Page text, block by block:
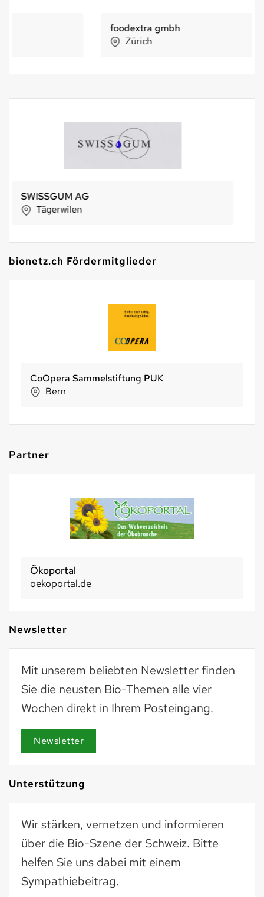
BachserMärt Plus Eglisau
Eglisau
bionetz.ch Fördermitglieder
Biofarm Genossenschaft
Huttwil
Partner
Ökoportal
oekoportal.de
Newsletter
Mit unserem beliebten Newsletter finden
Sie die neusten Bio-Themen alle vier
Wochen direkt in Ihrem Posteingang.
Newsletter
Unterstützung
Wir stärken, vernetzen und informieren
über die Bio-Szene der Schweiz. Bitte
helfen Sie uns dabei mit einem
Sympathiebeitrag.